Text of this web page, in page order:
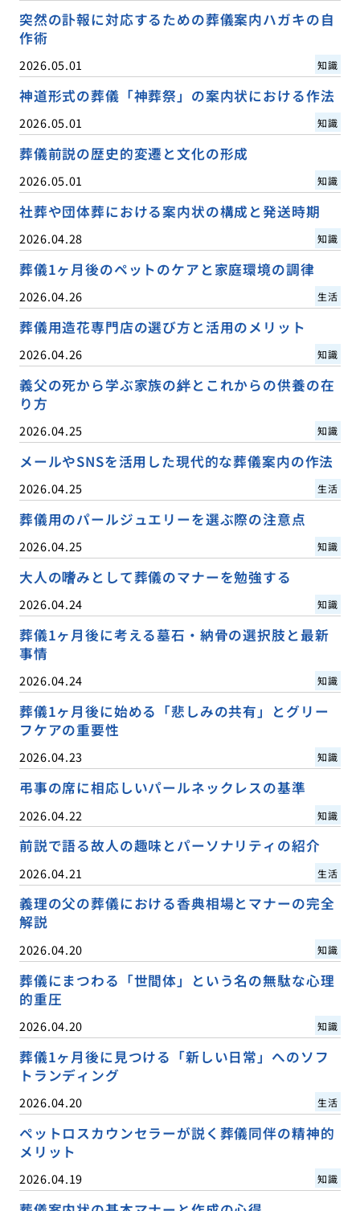
突然の訃報に対応するための葬儀案内ハガキの自
作術
2026.05.01 知識
神道形式の葬儀「神葬祭」の案内状における作法
2026.05.01 知識
葬儀前説の歴史的変遷と文化の形成
2026.05.01 知識
社葬や団体葬における案内状の構成と発送時期
2026.04.28 知識
葬儀1ヶ月後のペットのケアと家庭環境の調律
2026.04.26 生活
葬儀用造花専門店の選び方と活用のメリット
2026.04.26 知識
義父の死から学ぶ家族の絆とこれからの供養の在
り方
2026.04.25 知識
メールやSNSを活用した現代的な葬儀案内の作法
2026.04.25 生活
葬儀用のパールジュエリーを選ぶ際の注意点
2026.04.25 知識
大人の嗜みとして葬儀のマナーを勉強する
2026.04.24 知識
葬儀1ヶ月後に考える墓石・納骨の選択肢と最新
事情
2026.04.24 知識
葬儀1ヶ月後に始める「悲しみの共有」とグリー
フケアの重要性
2026.04.23 知識
弔事の席に相応しいパールネックレスの基準
2026.04.22 知識
前説で語る故人の趣味とパーソナリティの紹介
2026.04.21 生活
義理の父の葬儀における香典相場とマナーの完全
解説
2026.04.20 知識
葬儀にまつわる「世間体」という名の無駄な心理
的重圧
2026.04.20 知識
葬儀1ヶ月後に見つける「新しい日常」へのソフ
トランディング
2026.04.20 生活
ペットロスカウンセラーが説く葬儀同伴の精神的
メリット
2026.04.19 知識